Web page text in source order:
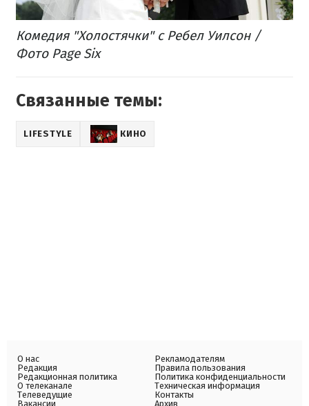
Комедия "Холостячки" с Ребел Уилсон /
Фото Page Six
Связанные темы:
LIFESTYLE КИНО
О нас
Редакция
Редакционная политика
О телеканале
Телеведущие
Вакансии
Рекламодателям
Правила пользования
Политика конфиденциальности
Техническая информация
Контакты
Архив